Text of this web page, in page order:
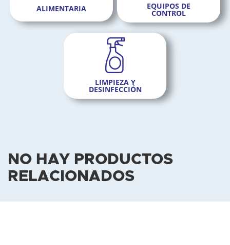
ALIMENTARIA EQUIPOS DE
CONTROL
LIMPIEZA Y
DESINFECCIÓN
NO HAY PRODUCTOS
RELACIONADOS